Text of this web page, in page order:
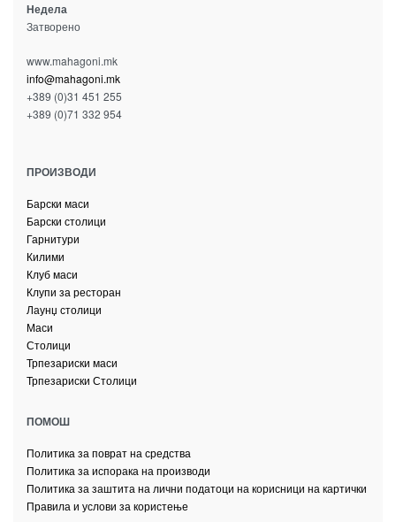
Недела
Затворено
www.mahagoni.mk
info@mahagoni.mk
+389 (0)31 451 255
+389 (0)71 332 954
ПРОИЗВОДИ
Барски маси
Барски столици
Гарнитури
Килими
Клуб маси
Клупи за ресторан
Лаунџ столици
Маси
Столици
Трпезариски маси
Трпезариски Столици
ПОМОШ
Политика за поврат на средства
Политика за испорака на производи
Политика за заштита на лични податоци на корисници на картички
Правила и услови за користење